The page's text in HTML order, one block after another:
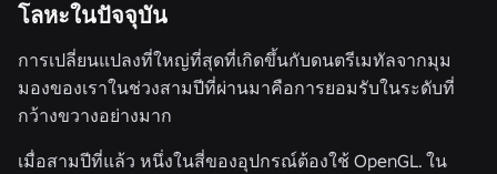
โลหะในปัจจุบัน
การเปลี่ยนแปลงที่ใหญ่ที่สุดที่เกิดขึ้นกับดนตรีเมทัลจากมุม
มองของเราในช่วงสามปีที่ผ่านมาคือการยอมรับในระดับที่
กว้างขวางอย่างมาก
เมื่อสามปีที่แล้ว หนึ่งในสี่ของอุปกรณ์ต้องใช้ OpenGL. ใน